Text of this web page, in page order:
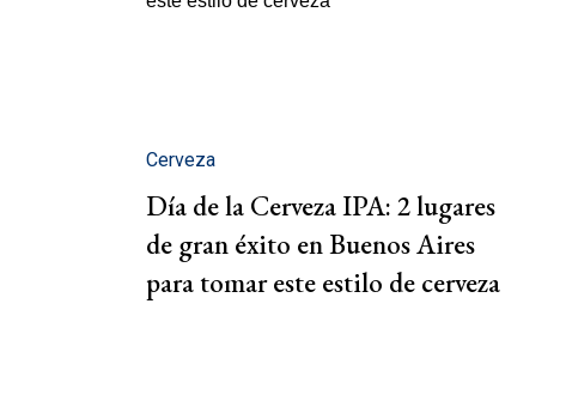
Cerveza
Día de la Cerveza IPA: 2 lugares
de gran éxito en Buenos Aires
para tomar este estilo de cerveza